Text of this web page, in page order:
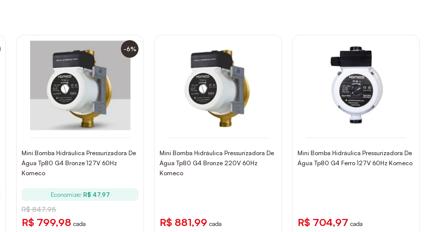
-6%
Mini Bomba Hidráulica Pressurizadora De
Água Tp80 G4 Bronze 127V 60Hz
Komeco
Economize: R$ 47,97
R$ 847,95
R$ 799,98 cada
Mini Bomba Hidráulica Pressurizadora De
Água Tp80 G4 Bronze 220V 60Hz
Komeco
R$ 881,99 cada
Mini Bomba Hidráulica Pressurizadora De
Água Tp80 G4 Ferro 127V 60Hz Komeco
R$ 704,97 cada